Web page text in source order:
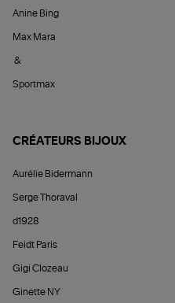
Anine Bing
Max Mara
&
Sportmax
CRÉATEURS BIJOUX
Aurélie Bidermann
Serge Thoraval
d1928
Feidt Paris
Gigi Clozeau
Ginette NY